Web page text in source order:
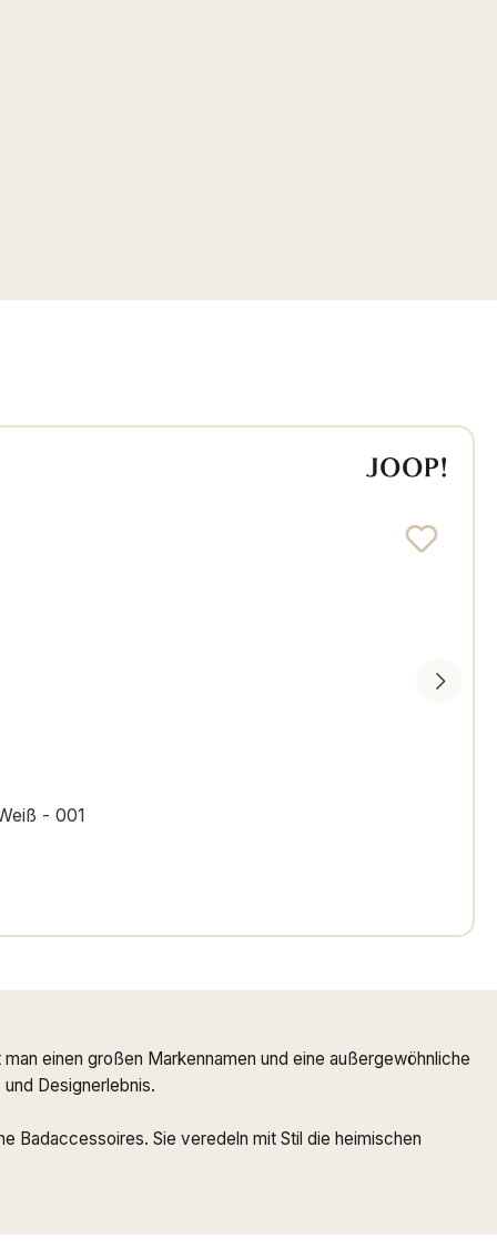
- 001
einen großen Markennamen und eine außergewöhnliche
Designerlebnis.
Badaccessoires. Sie veredeln mit Stil die heimischen